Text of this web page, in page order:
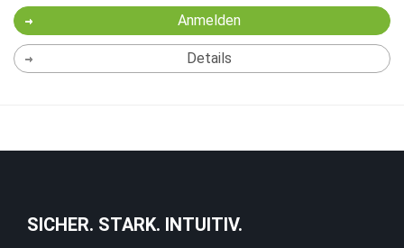
Anmelden
Details
SICHER. STARK. INTUITIV.